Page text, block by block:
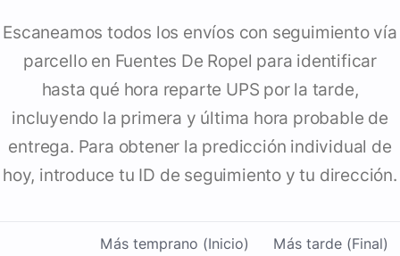
Escaneamos todos los envíos con seguimiento vía
parcello en Fuentes De Ropel para identificar
hasta qué hora reparte UPS por la tarde,
incluyendo la primera y última hora probable de
entrega. Para obtener la predicción individual de
hoy, introduce tu ID de seguimiento y tu dirección.
Más temprano (Inicio) Más tarde (Final)